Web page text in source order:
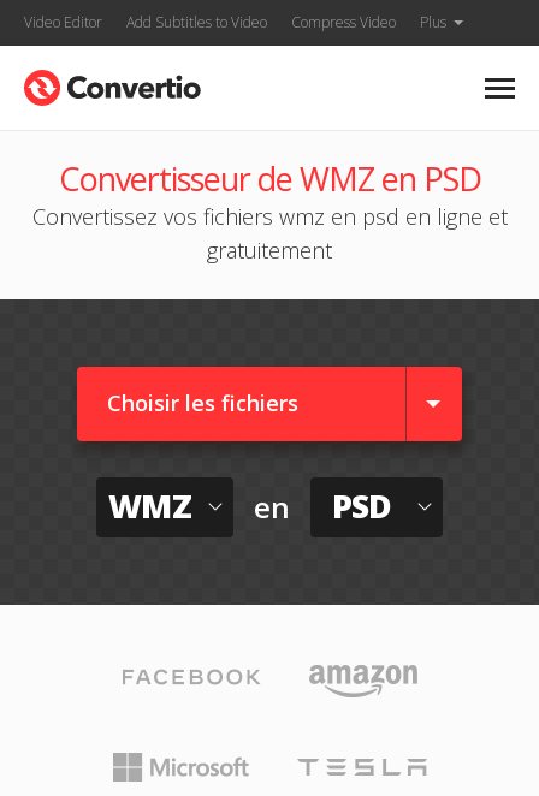
Video Editor Add Subtitles to Video Compress Video Plus
Convertisseur de WMZ en PSD
Convertissez vos fichiers wmz en psd en ligne et
gratuitement
Choisir les fichiers
WMZ en PSD